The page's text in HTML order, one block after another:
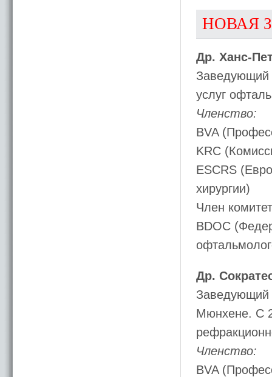
НОВАЯ
Др. Ханс-
Заведующий
услуг
Членство:
BVA
KRC
ESCRS
хирургии)
Член
BDOC
Др.
Заведующий
Мюнхене. С
Членство:
BVA